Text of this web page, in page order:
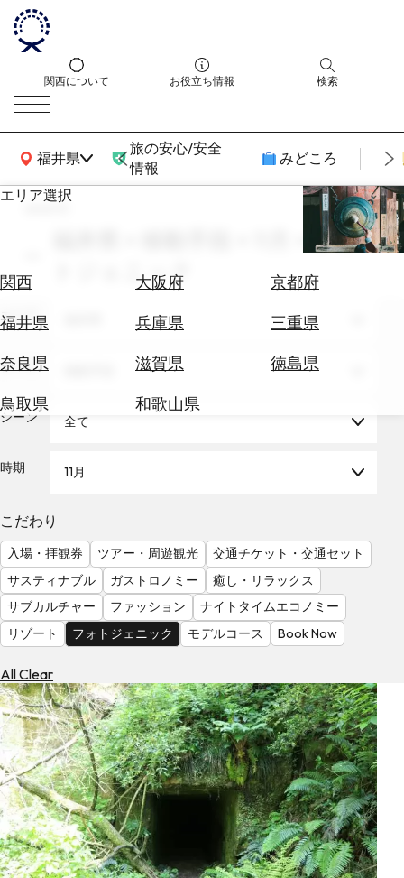
関西について お役立ち情報 検索
福井県
関西広域MAP
旅の安心/安全
情報
みどころ
エリア選択
関西 大阪府
京都府
福井県
兵庫県
三重県
奈良県
滋賀県
徳島県
鳥取県
和歌山県
エ
券
テ
を
る
気
を
見
る
search
福井県 × 移動手段 × 11月 × フォ
トジェニック
エリア
テーマ
シーン 全て
時期 11月
こだわり
入場・拝観券 ツアー・周遊観光
交通チケット・交通セット
サスティナブル
ガストロノミー
癒し・リラックス
サブカルチャー
ファッション
ナイトタイムエコノミー
リゾート
フォトジェニック モデルコース Book Now
All Clear